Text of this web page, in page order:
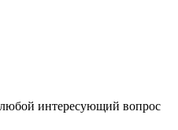
интересующий вопрос